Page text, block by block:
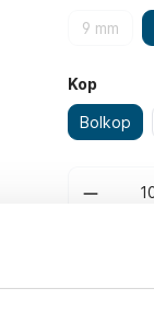
9 mm
Kop
Bolkop